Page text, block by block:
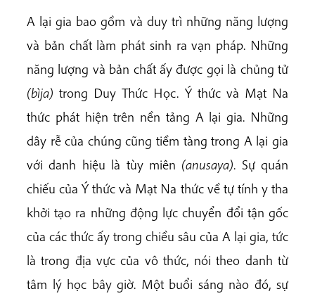
A lại gia bao gồm và duy trì những năng lượng
và bản chất làm phát sinh ra vạn pháp. Những
năng lượng và bản chất ấy được gọi là chủng tử
(bìja) trong Duy Thức Học. Ý thức và Mạt Na
thức phát hiện trên nền tảng A lại gia. Những
dây rễ của chúng cũng tiềm tàng trong A lại gia
với danh hiệu là tùy miên (anusaya). Sự quán
chiếu của Ý thức và Mạt Na thức về tự tính y tha
khởi tạo ra những động lực chuyển đổi tận gốc
của các thức ấy trong chiều sâu của A lại gia, tức
là trong địa vực của vô thức, nói theo danh từ
tâm lý học bây giờ. Một buổi sáng nào đó, sự